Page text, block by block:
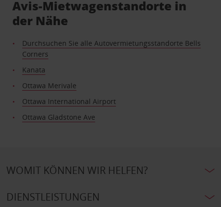
Avis-Mietwagenstandorte in
der Nähe
Durchsuchen Sie alle Autovermietungsstandorte Bells
Corners
Kanata
Ottawa Merivale
Ottawa International Airport
Ottawa Gladstone Ave
WOMIT KÖNNEN WIR HELFEN?
DIENSTLEISTUNGEN